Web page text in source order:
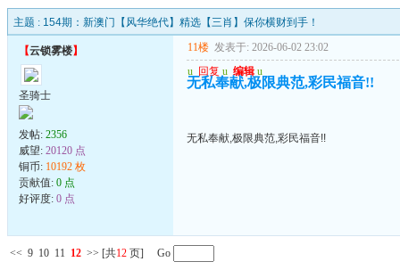
主题 : 154期：新澳门【风华绝代】精选【三肖】保你横财到手！
【云锁雾楼】
圣骑士
发帖: 2356
威望: 20120 点
铜币: 10192 枚
贡献值: 0 点
好评度: 0 点
11楼 发表于: 2026-06-02 23:02
u 回复 u 编辑 u
无私奉献,极限典范,彩民福音!!
无私奉献,极限典范,彩民福音!!
<< 9 10 11 12 >> [共12 页] Go